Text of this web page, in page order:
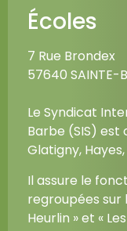
Écoles
7 Rue Brondex
57640 SAINTE-
Le Syndicat
Barbe (SIS) est
Glatigny,
Il assure le
regroupées sur
Heurlin » et «